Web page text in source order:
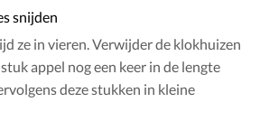
snijden
ze in vieren. Verwijder de klokhuizen
appel nog een keer in de lengte
deze stukken in kleine